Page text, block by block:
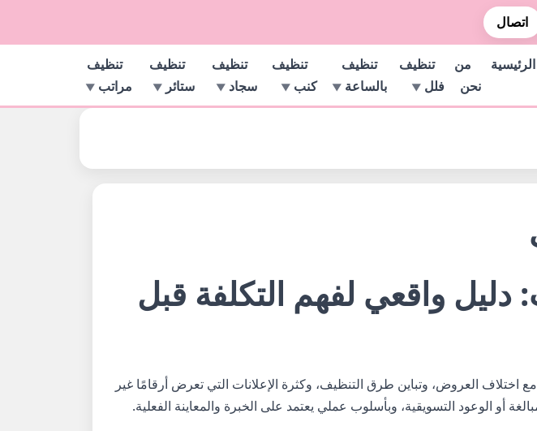
اتصال
الرئيسية
من
نحن
تنظيف
فلل
تنظيف
بالساعة
تنظيف
كنب
تنظيف
سجاد
تنظيف
ستائر
تنظيف
مراتب
واقعي لفهم التكلفة قبل
اختلاف العروض، وتباين طرق التنظيف، وكثرة الإعلانات التي تعرض أرقامًا غير
أو الوعود التسويقية، وبأسلوب عملي يعتمد على الخبرة والمعاينة الفعلية.